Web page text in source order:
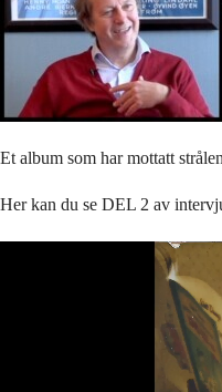
Et album som har mottatt
Her kan du se DEL 2 av